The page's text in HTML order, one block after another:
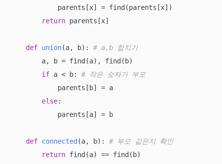
            parents[x] = find(parents[x])
return parents[x]
def union(a, b):
# a,b 합치기
        a, b = find(a), find(b)
if a < b: # 작은 숫자가 부모
            parents[b] = a
else:
            parents[a] = b
def connected (a, b):
# 부모 같은지 확인
return find(a) == find(b)